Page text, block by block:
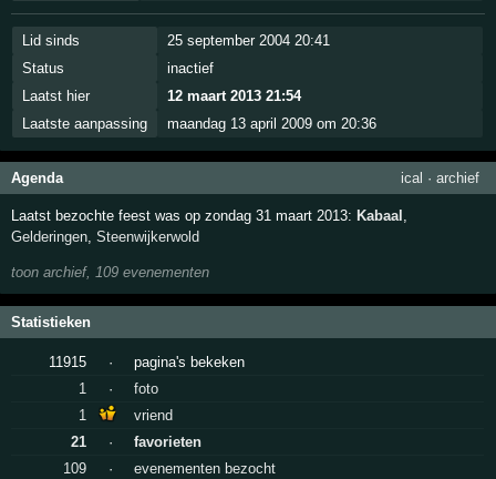
Lid sinds
25 september 2004 20:41
Status
inactief
Laatst hier
12 maart 2013 21:54
Laatste aanpassing
maandag 13 april 2009 om 20:36
Agenda ical · archief
Laatst bezochte feest was op zondag 31 maart 2013: Kabaal ,
Gelderingen,Steenwijkerwold
toon archief, 109 evenementen
Statistieken
11915 ·
pagina's bekeken
1
·
foto
1
vriend
21
·
favorieten
109
·
evenementen bezocht